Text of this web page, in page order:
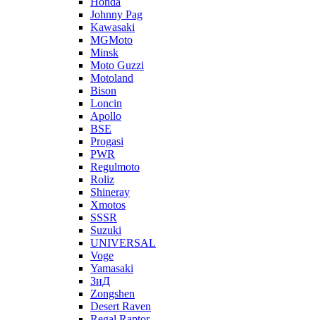
Johnny Pag
Kawasaki
MGMoto
Minsk
Moto Guzzi
Motoland
Bison
Loncin
Apollo
BSE
Progasi
PWR
Regulmoto
Roliz
Shineray
Xmotos
SSSR
Suzuki
UNIVERSAL
Voge
Yamasaki
ЗиД
Zongshen
Desert Raven